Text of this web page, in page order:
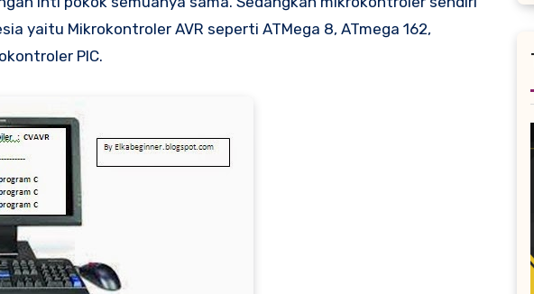
yaitu Mikrokontroler AVR seperti ATMega 8, ATmega 162,
PIC.